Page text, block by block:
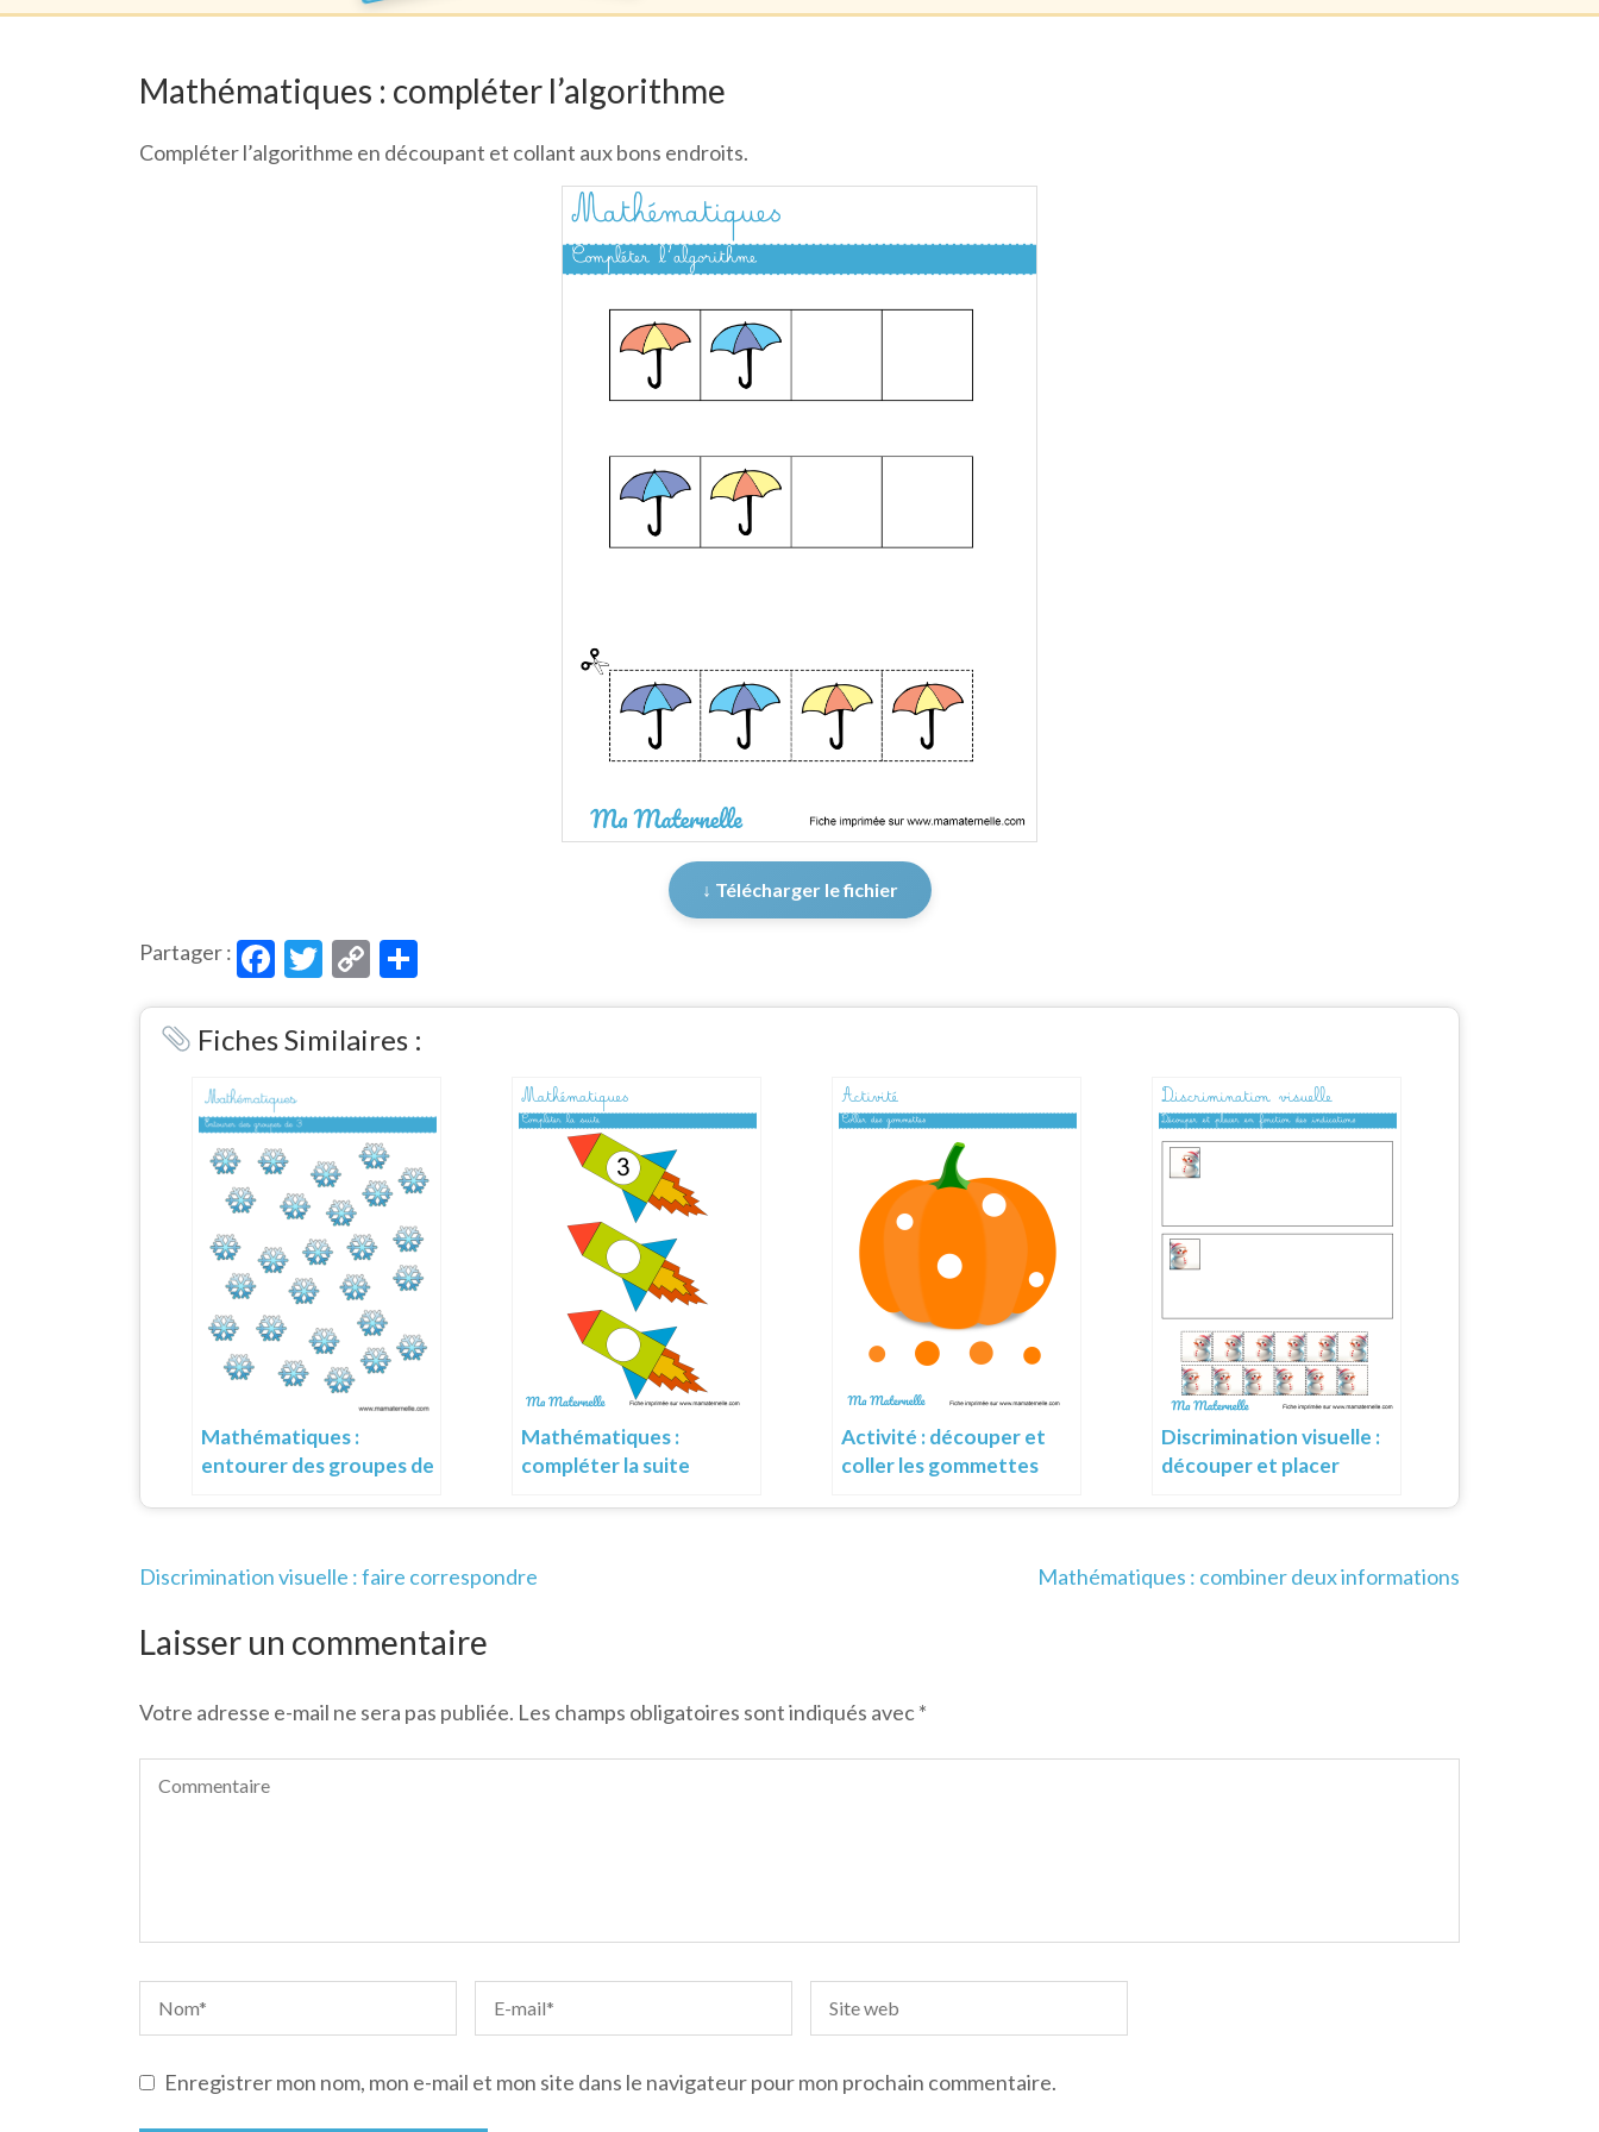
Mathématiques : compléter l’algorithme
Compléter l’algorithme en découpant et collant aux bons endroits.
↓ Télécharger le fichier
Partager : Facebook
Twitter
Copy
Link
Fiches Similaires :
Mathématiques :
entourer des groupes de
Mathématiques :
compléter la suite
Activité : découper et
coller les gommettes
Discrimination visuelle :
découper et placer
Navigation
l’article
Discrimination visuelle : faire correspondre Mathématiques : combiner deux informations
Laisser un commentaire
Votre adresse e-mail ne sera pas publiée. Les champs obligatoires sont indiqués avec*
Enregistrer mon nom, mon e-mail et mon site dans le navigateur pour mon prochain commentaire.